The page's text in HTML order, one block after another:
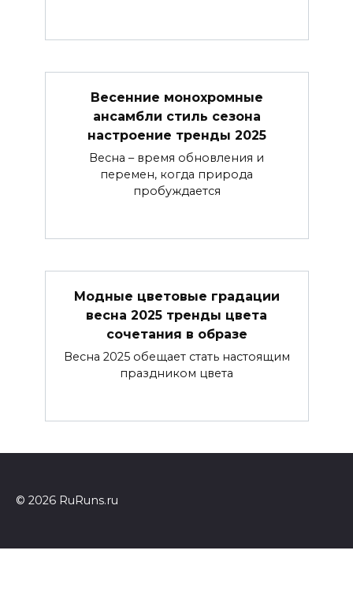
Весенние монохромные
ансамбли стиль сезона
настроение тренды 2025
Весна – время обновления и
перемен, когда природа
пробуждается
Модные цветовые градации
весна 2025 тренды цвета
сочетания в образе
Весна 2025 обещает стать настоящим
праздником цвета
© 2026 RuRuns.ru